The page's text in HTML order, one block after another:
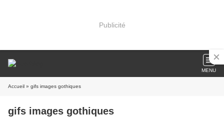
Publicité
MENU
Accueil » gifs images gothiques
gifs images gothiques